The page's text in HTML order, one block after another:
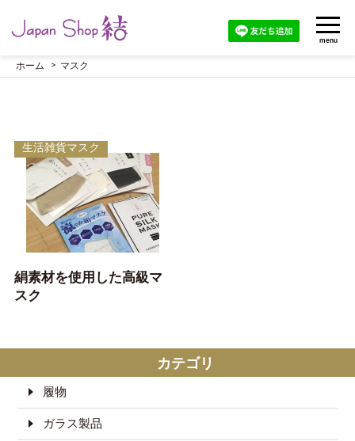
menu
ホーム マスク
生活雑貨マスク
絹素材を使用した高級マ
スク
カテゴリ
履物
ガラス製品